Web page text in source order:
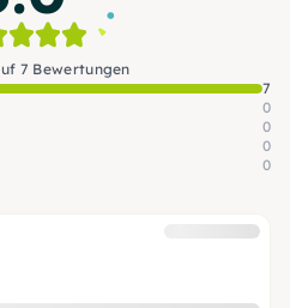
7 Bewertungen
7
0
0
0
0